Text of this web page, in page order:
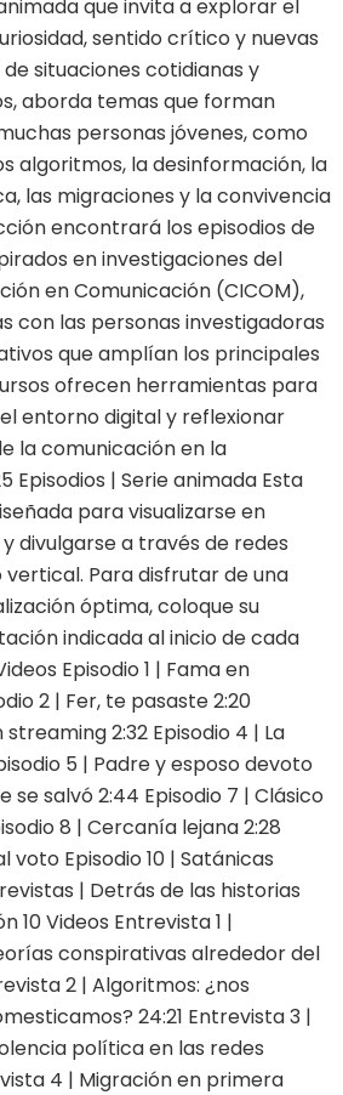
que invita a explorar el
sentido crítico y nuevas
situaciones cotidianas y
aborda temas que forman
personas jóvenes, como
algoritmos, la desinformación, la
las migraciones y la convivencia
encontrará los episodios de
en investigaciones del
en Comunicación (CICOM),
con las personas investigadoras
que amplían los principales
ofrecen herramientas para
entorno digital y reflexionar
la comunicación en la
Episodios | Serie animada Esta
para visualizarse en
divulgarse a través de redes
Para disfrutar de una
óptima, coloque su
indicada al inicio de cada
Episodio 1 | Fama en
2 | Fer, te pasaste 2:20
2:32 Episodio 4 | La
5 | Padre y esposo devoto
se salvó 2:44 Episodio 7 | Clásico
8 | Cercanía lejana 2:28
voto Episodio 10 | Satánicas
| Detrás de las historias
10 Videos Entrevista 1 |
conspirativas alrededor del
2 | Algoritmos: ¿nos
24:21 Entrevista 3 |
política en las redes
4 | Migración en primera